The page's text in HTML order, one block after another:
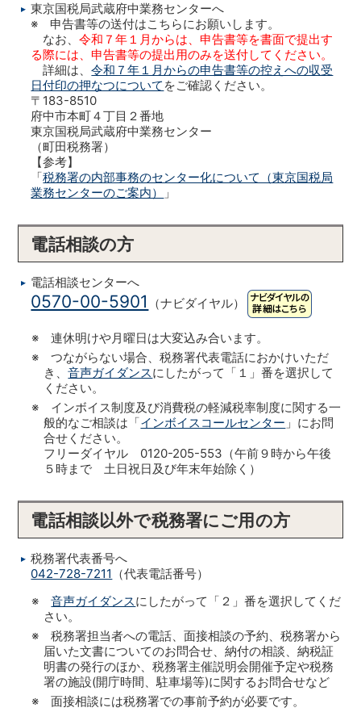
東京国税局武蔵府中業務センターへ
※ 申告書等の送付はこちらにお願いします。
なお、令和７年１月からは、申告書等を書面で提出す
る際には、申告書等の提出用のみを送付してください。
詳細は、令和７年１月からの申告書等の控えへの収受
日付印の押なつについて をご確認ください。
〒183-8510
府中市本町４丁目２番地
東京国税局武蔵府中業務センター
（町田税務署）
【参考】
「税務署の内部事務のセンター化について（東京国税局
業務センターのご案内）
」
電話相談の方
電話相談センターへ
0570-00-5901 （ナビダイヤル）
※ 連休明けや月曜日は大変込み合います。
※ つながらない場合、税務署代表電話におかけいただ
き、音声ガイダンスにしたがって「１」番を選択して
ください。
※ インボイス制度及び消費税の軽減税率制度に関する一
般的なご相談は「インボイスコールセンター 」にお問
合せください。
フリーダイヤル 0120-205-553（午前９時から午後
５時まで 土日祝日及び年末年始除く）
電話相談以外で税務署にご用の方
税務署代表番号へ
042-728-7211 （代表電話番号）
※音声ガイダンスにしたがって「２」番を選択してくだ
さい。
※ 税務署担当者への電話、面接相談の予約、税務署から
届いた文書についてのお問合せ、納付の相談、納税証
明書の発行のほか、税務署主催説明会開催予定や税務
署の施設(開庁時間、駐車場等)に関するお問合せなど
※ 面接相談には税務署での事前予約が必要です。